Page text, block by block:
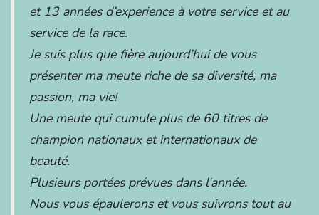
et 13 années d’experience à votre service et au
service de la race.
Je suis plus que fière aujourd’hui de vous
présenter ma meute riche de sa diversité, ma
passion, ma vie!
Une meute qui cumule plus de 60 titres de
champion nationaux et internationaux de
beauté.
Plusieurs portées prévues dans l’année.
Nous vous épaulerons et vous suivrons tout au